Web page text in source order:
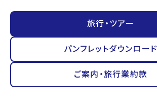
旅行・ツアー
パンフレットダウンロード
ご案内・旅行業約款